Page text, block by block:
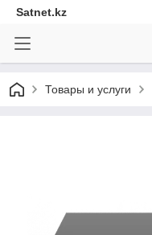
Satnet.kz
Товары и услуги